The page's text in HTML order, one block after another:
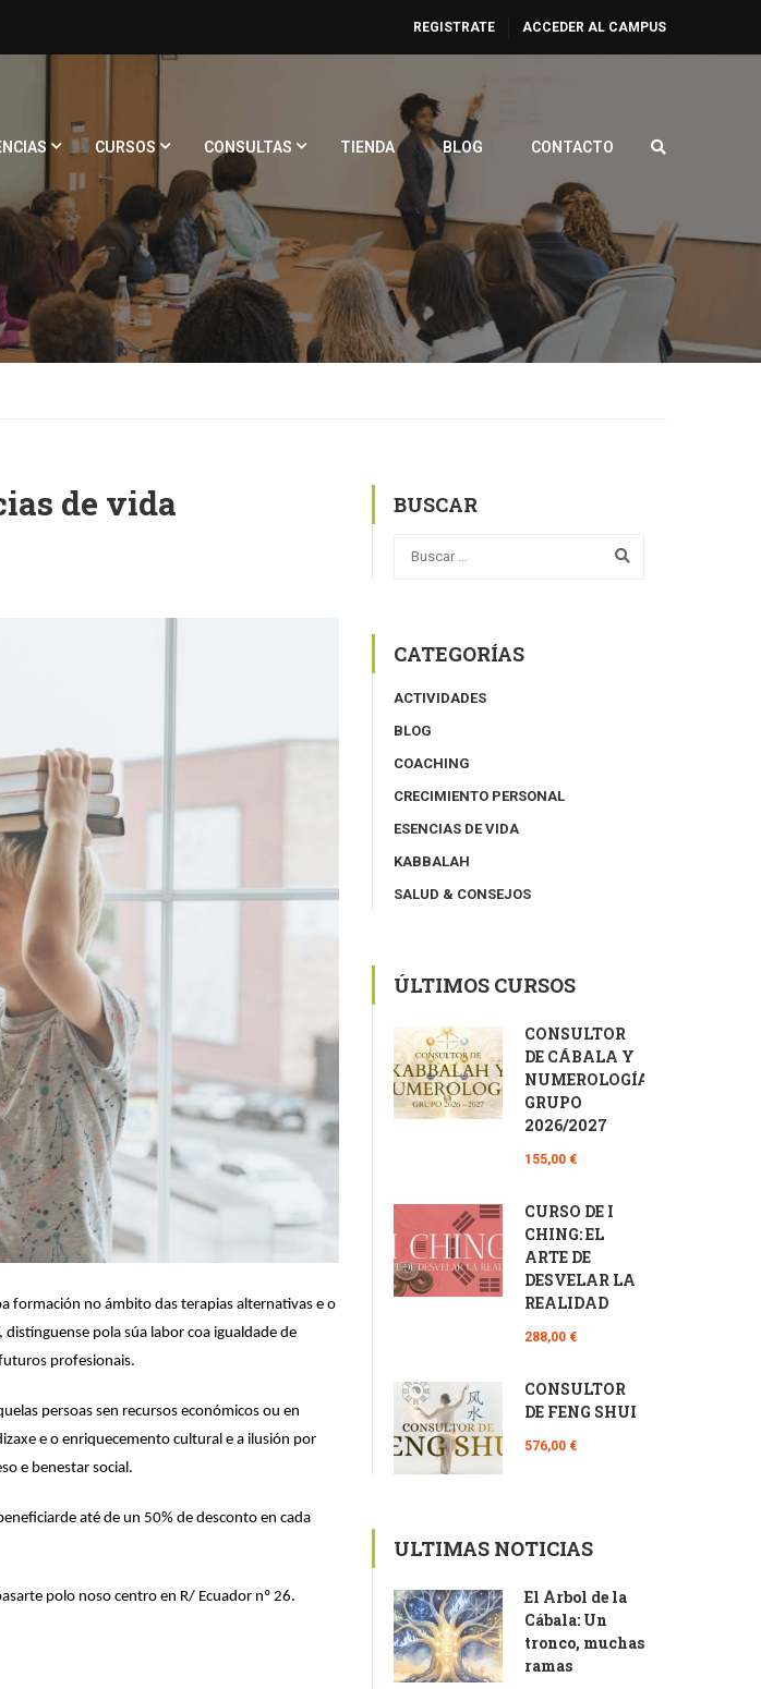
REGISTRATE ACCEDER AL CAMPUS
CURSOS CONSULTAS TIENDA BLOG CONTACTO
de vida
formación no ámbito das terapias alternativas e o
pola súa labor coa igualdade de
profesionais.
persoas sen recursos económicos ou en
e o enriquecemento cultural e a ilusión por
e benestar social.
até de un 50% de desconto en cada
polo noso centro en R/ Ecuador nº 26.
BUSCAR
CATEGORÍAS
ACTIVIDADES
BLOG
COACHING
CRECIMIENTO PERSONAL
ESENCIAS DE VIDA
KABBALAH
SALUD & CONSEJOS
ÚLTIMOS CURSOS
CONSULTOR
DE CÁBALA Y
NUMEROLOGÍA
GRUPO
2026/2027
155,00 €
CURSO DE I
CHING: EL
ARTE DE
DESVELAR LA
REALIDAD
288,00 €
CONSULTOR
DE FENG SHUI
576,00 €
ULTIMAS NOTICIAS
El Árbol de la
Cábala: Un
tronco, muchas
ramas